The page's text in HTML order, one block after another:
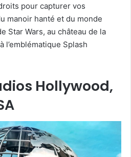
pour capturer vos
manoir hanté et du monde
Star Wars, au château de la
l’emblématique Splash
Hollywood,